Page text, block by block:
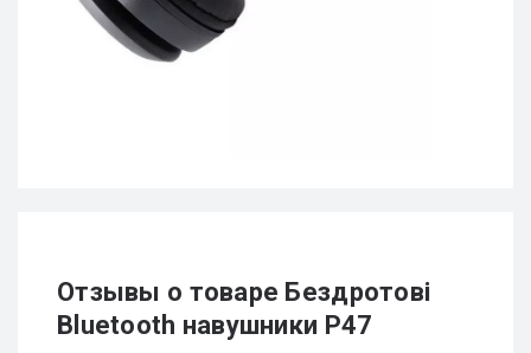
Отзывы о товаре Бездротові
Bluetooth навушники P47